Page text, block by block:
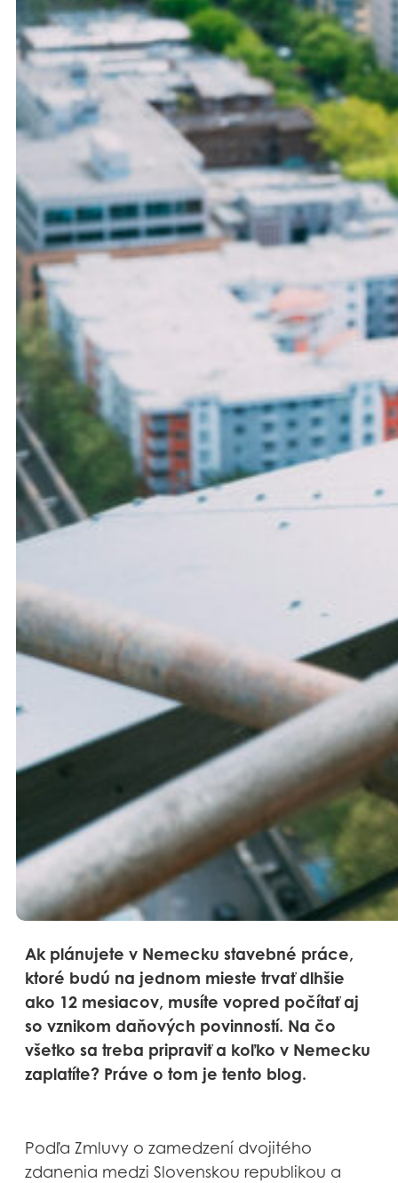
Ak plánujete v Nemecku stavebné práce,
ktoré budú na jednom mieste trvať dlhšie
ako 12 mesiacov, musíte vopred počítať aj
so vznikom daňových povinností. Na čo
všetko sa treba pripraviť a koľko v Nemecku
zaplatíte? Práve o tom je tento blog.
Podľa Zmluvy o zamedzení dvojitého
zdanenia medzi Slovenskou republikou a